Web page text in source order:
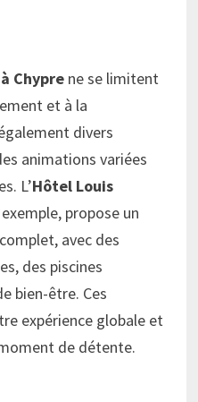
Chypre ne se limitent
et à la
divers
animations variées
L’Hôtel Louis
propose un
avec des
des piscines
bien-être. Ces
expérience globale et
de détente.